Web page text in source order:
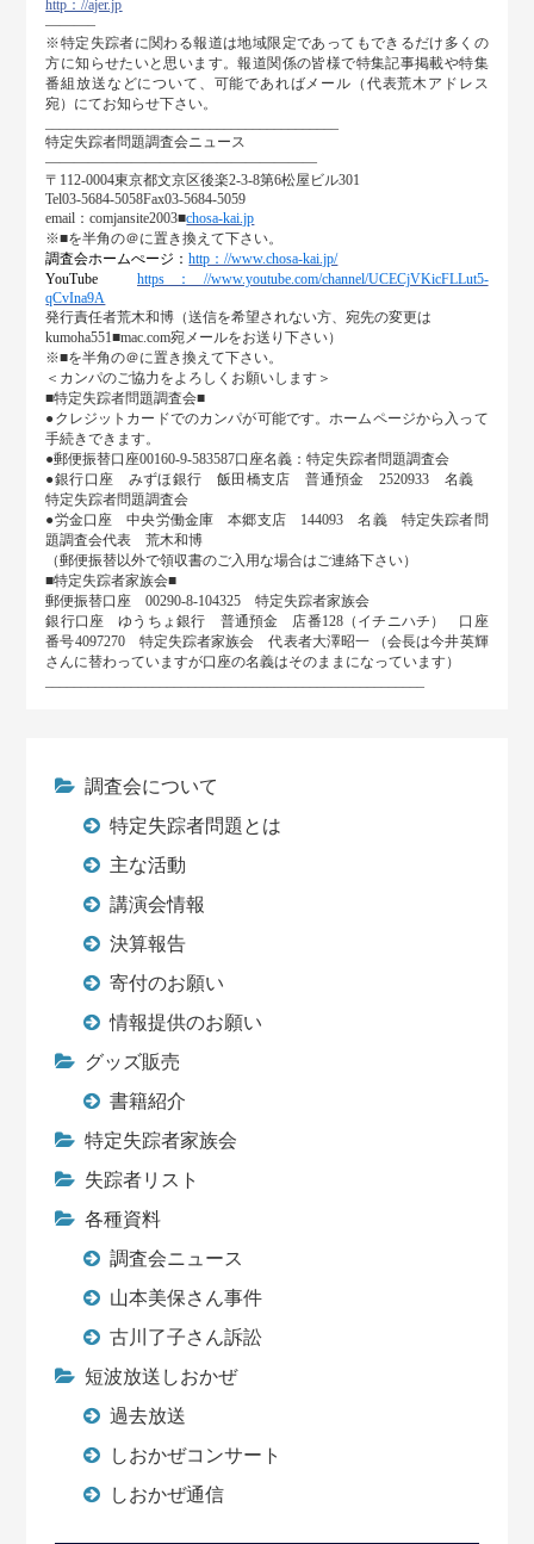
http：//ajer.jp
———–
※特定失踪者に関わる報道は地域限定であってもできるだけ多くの
方に知らせたいと思います。報道関係の皆様で特集記事掲載や特集
番組放送などについて、可能であればメール（代表荒木アドレス
宛）にてお知らせ下さい。
特定失踪者問題調査会ニュース
———————————————————
〒112-0004東京都文京区後楽2-3-8第6松屋ビル301
Tel03-5684-5058Fax03-5684-5059
email：comjansite2003■chosa-kai.jp
※■を半角の＠に置き換えて下さい。
調査会ホームぺージ：http：//www.chosa-kai.jp/
YouTube https：//www.youtube.com/channel/UCECjVKicFLLut5-
qCvIna9A
発行責任者荒木和博（送信を希望されない方、宛先の変更は
kumoha551■mac.com宛メールをお送り下さい）
※■を半角の＠に置き換えて下さい。
＜カンパのご協力をよろしくお願いします＞
■特定失踪者問題調査会■
●クレジットカードでのカンパが可能です。ホームページから入って
手続きできます。
●郵便振替口座00160-9-583587口座名義：特定失踪者問題調査会
●銀行口座 みずほ銀行 飯田橋支店 普通預金 2520933 名義
特定失踪者問題調査会
●労金口座 中央労働金庫 本郷支店 144093 名義 特定失踪者問
題調査会代表 荒木和博
（郵便振替以外で領収書のご入用な場合はご連絡下さい）
■特定失踪者家族会■
郵便振替口座 00290-8-104325 特定失踪者家族会
銀行口座 ゆうちょ銀行 普通預金 店番128（イチニハチ） 口座
番号4097270 特定失踪者家族会 代表者大澤昭一 （会長は今井英輝
さんに替わっていますが口座の名義はそのままになっています）
調査会について
特定失踪者問題とは
主な活動
講演会情報
決算報告
寄付のお願い
情報提供のお願い
グッズ販売
書籍紹介
特定失踪者家族会
失踪者リスト
各種資料
調査会ニュース
山本美保さん事件
古川了子さん訴訟
短波放送しおかぜ
過去放送
しおかぜコンサート
しおかぜ通信